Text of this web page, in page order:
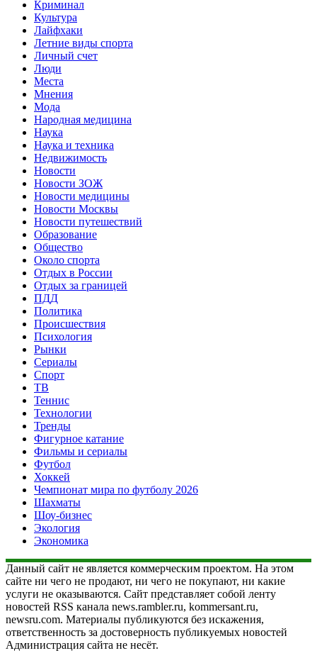
Криминал
Культура
Лайфхаки
Летние виды спорта
Личный счет
Люди
Места
Мнения
Мода
Народная медицина
Наука
Наука и техника
Недвижимость
Новости
Новости ЗОЖ
Новости медицины
Новости Москвы
Новости путешествий
Образование
Общество
Около спорта
Отдых в России
Отдых за границей
ПДД
Политика
Происшествия
Психология
Рынки
Сериалы
Спорт
ТВ
Теннис
Технологии
Тренды
Фигурное катание
Фильмы и сериалы
Футбол
Хоккей
Чемпионат мира по футболу 2026
Шахматы
Шоу-бизнес
Экология
Экономика
Данный сайт не является коммерческим проектом. На этом
сайте ни чего не продают, ни чего не покупают, ни какие
услуги не оказываются. Сайт представляет собой ленту
новостей RSS канала news.rambler.ru, kommersant.ru,
newsru.com. Материалы публикуются без искажения,
ответственность за достоверность публикуемых новостей
Администрация сайта не несёт.